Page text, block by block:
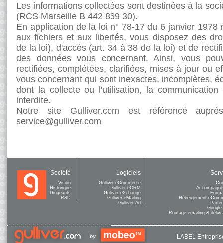
Les informations collectées sont destinées à la
(RCS Marseille B 442 869 30).
En application de la loi n° 78-17 du 6 janvier 1978
aux fichiers et aux libertés, vous disposez des
de la loi), d'accès (art. 34 à 38 de la loi) et de
des données vous concernant. Ainsi, vous
rectifiées, complétées, clarifiées, mises à jour ou
vous concernant qui sont inexactes, incomplètes,
dont la collecte ou l'utilisation, la
interdite.
Notre site Gulliver.com est référencé
service@gulliver.com
Société
Vision
Historique
Dirigeants
R&D
Logiciels
Gulliver eCommerce
Gulliver eCRM
Gulliver eXchange
Gulliver eMailing
Gulliver Ad
Hébergement
Google
Routage emailing &
LABEL